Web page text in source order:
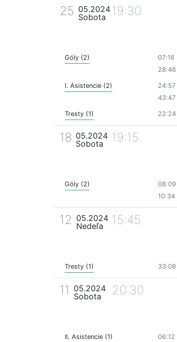
25 05.2024
Sobota
19:30
Góly (2) 07:16
28:46
I. Asistencie (2) 24:57
43:47
Tresty (1) 22:24
18 05.2024
Sobota
19:15
Góly (2) 08:09
10:34
12 05.2024
Nedeľa
15:45
Tresty (1) 33:08
11
05.2024
Sobota
20:30
II. Asistencie (1) 06:12